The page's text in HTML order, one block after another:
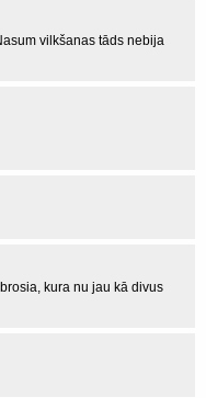
vilkšanas tāds nebija
kura nu jau kā divus